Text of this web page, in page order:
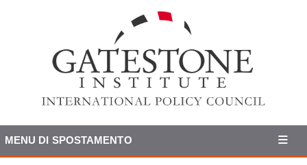
MENU DI SPOSTAMENTO